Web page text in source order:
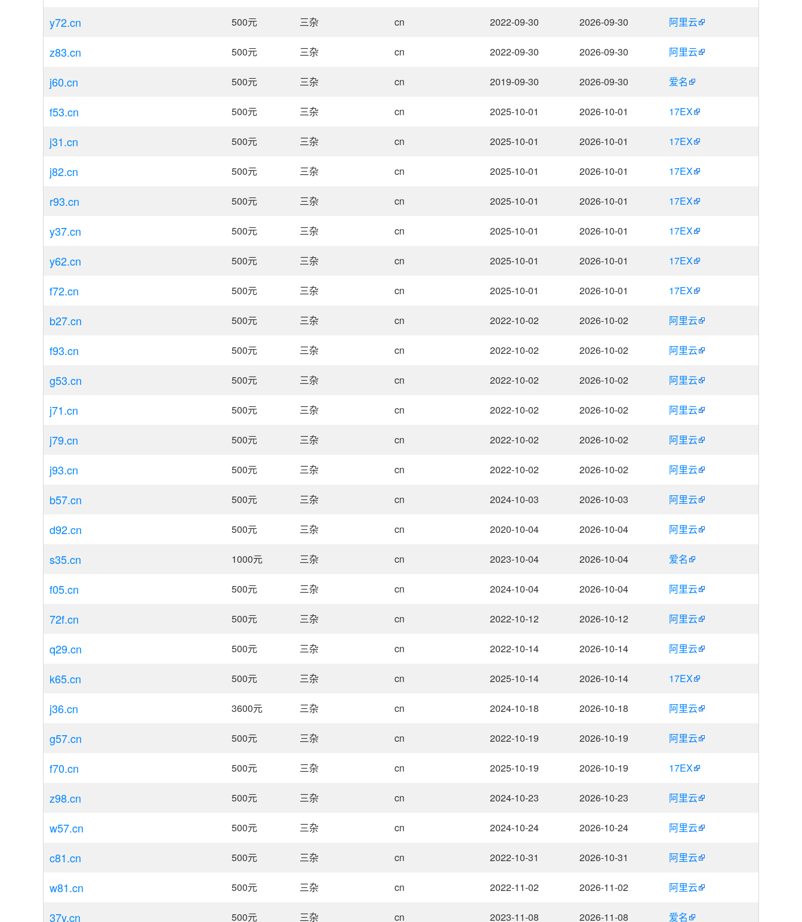
y72.cn 500元 三杂 cn 2022-09-30 2026-09-30 阿里云
z83.cn 500元 三杂 cn 2022-09-30 2026-09-30 阿里云
j60.cn 500元 三杂 cn 2019-09-30 2026-09-30 爱名
f53.cn 500元 三杂 cn 2025-10-01 2026-10-01 17EX
j31.cn 500元 三杂 cn 2025-10-01 2026-10-01 17EX
j82.cn 500元 三杂 cn 2025-10-01 2026-10-01 17EX
r93.cn 500元 三杂 cn 2025-10-01 2026-10-01 17EX
y37.cn 500元 三杂 cn 2025-10-01 2026-10-01 17EX
y62.cn 500元 三杂 cn 2025-10-01 2026-10-01 17EX
f72.cn 500元 三杂 cn 2025-10-01 2026-10-01 17EX
b27.cn 500元 三杂 cn 2022-10-02 2026-10-02 阿里云
f93.cn 500元 三杂 cn 2022-10-02 2026-10-02 阿里云
g53.cn 500元 三杂 cn 2022-10-02 2026-10-02 阿里云
j71.cn 500元 三杂 cn 2022-10-02 2026-10-02 阿里云
j79.cn 500元 三杂 cn 2022-10-02 2026-10-02 阿里云
j93.cn 500元 三杂 cn 2022-10-02 2026-10-02 阿里云
b57.cn 500元 三杂 cn 2024-10-03 2026-10-03 阿里云
d92.cn 500元 三杂 cn 2020-10-04 2026-10-04 阿里云
s35.cn 1000元 三杂 cn 2023-10-04 2026-10-04 爱名
f05.cn 500元 三杂 cn 2024-10-04 2026-10-04 阿里云
72f.cn 500元 三杂 cn 2022-10-12 2026-10-12 阿里云
q29.cn 500元 三杂 cn 2022-10-14 2026-10-14 阿里云
k65.cn 500元 三杂 cn 2025-10-14 2026-10-14 17EX
j36.cn 3600元 三杂 cn 2024-10-18 2026-10-18 阿里云
g57.cn 500元 三杂 cn 2022-10-19 2026-10-19 阿里云
f70.cn 500元 三杂 cn 2025-10-19 2026-10-19 17EX
z98.cn 500元 三杂 cn 2024-10-23 2026-10-23 阿里云
w57.cn 500元 三杂 cn 2024-10-24 2026-10-24 阿里云
c81.cn 500元 三杂 cn 2022-10-31 2026-10-31 阿里云
w81.cn 500元 三杂 cn 2022-11-02 2026-11-02 阿里云
37y.cn 500元 三杂 cn 2023-11-08 2026-11-08 爱名